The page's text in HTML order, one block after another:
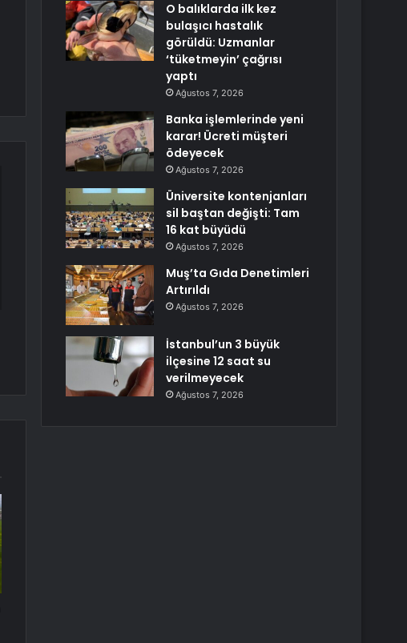
O balıklarda ilk kez
bulaşıcı hastalık
görüldü: Uzmanlar
‘tüketmeyin’ çağrısı
yaptı
Ağustos 7, 2026
Banka işlemlerinde yeni
karar! Ücreti müşteri
ödeyecek
Ağustos 7, 2026
Üniversite kontenjanları
sil baştan değişti: Tam
16 kat büyüdü
Ağustos 7, 2026
Muş’ta Gıda Denetimleri
Artırıldı
Ağustos 7, 2026
İstanbul’un 3 büyük
ilçesine 12 saat su
verilmeyecek
Ağustos 7, 2026